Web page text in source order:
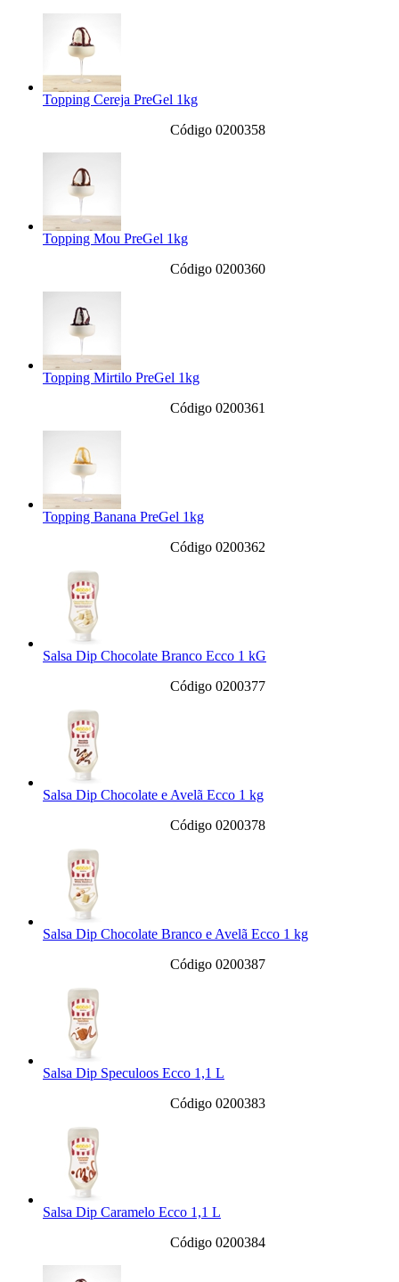
Topping Cereja PreGel 1kg
Código 0200358
Topping Mou PreGel 1kg
Código 0200360
Topping Mirtilo PreGel 1kg
Código 0200361
Topping Banana PreGel 1kg
Código 0200362
Salsa Dip Chocolate Branco Ecco 1 kG
Código 0200377
Salsa Dip Chocolate e Avelã Ecco 1 kg
Código 0200378
Salsa Dip Chocolate Branco e Avelã Ecco 1 kg
Código 0200387
Salsa Dip Speculoos Ecco 1,1 L
Código 0200383
Salsa Dip Caramelo Ecco 1,1 L
Código 0200384